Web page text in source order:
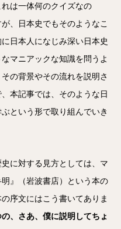
は一体何のクイズなの
、日本史でもそのようなこ
日本人になじみ深い日本史
マニアックな知識を問うよ
の背景やその流れを説明さ
本記事では、そのような日
という形で取り組んでいき
に対する見方としては、マ
』（岩波書店）という本の
序文にはこう書いてありま
、さあ、僕に説明してちょ